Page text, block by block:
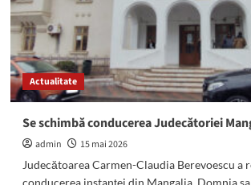
din
Constanța!
Actualitate
Se schimbă conducerea Judecătoriei
admin
15 mai 2026
Judecătoarea Carmen-Claudia Berevoescu a
conducerea instanței din Mangalia. Domnia